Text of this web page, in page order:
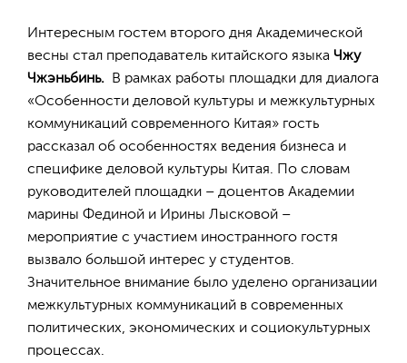
Интересным гостем второго дня Академической
весны стал преподаватель китайского языка Чжу
Чжэньбинь.
В рамках работы площадки для диалога
«Особенности деловой культуры и межкультурных
коммуникаций современного Китая» гость
рассказал об особенностях ведения бизнеса и
специфике деловой культуры Китая. По словам
руководителей площадки – доцентов Академии
марины Фединой и Ирины Лысковой –
мероприятие с участием иностранного гостя
вызвало большой интерес у студентов.
Значительное внимание было уделено организации
межкультурных коммуникаций в современных
политических, экономических и социокультурных
процессах.